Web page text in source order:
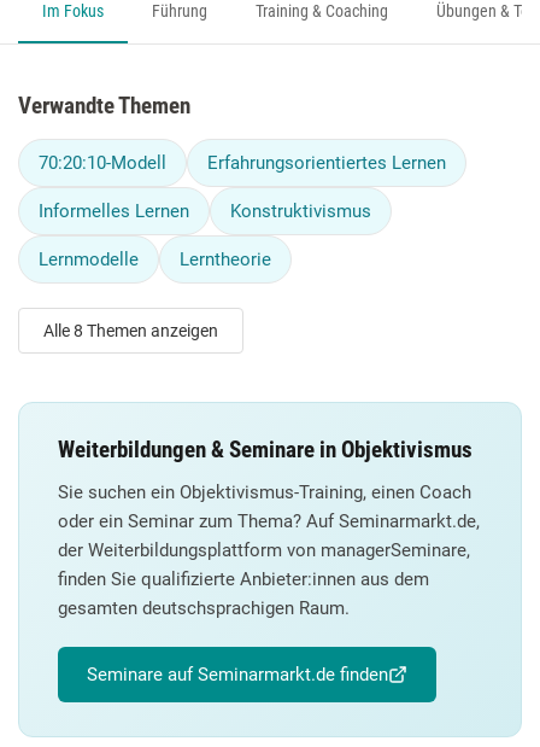
Im Fokus Führung Training & Coaching Übungen &
Verwandte Themen
70:20:10-Modell Erfahrungsorientiertes Lernen
Informelles Lernen Konstruktivismus
Lernmodelle Lerntheorie
Alle 8 Themen anzeigen
Weiterbildungen & Seminare in Objektivismus
Sie suchen ein Objektivismus-Training, einen Coach
oder ein Seminar zum Thema? Auf Seminarmarkt.de,
der Weiterbildungsplattform von managerSeminare,
finden Sie qualifizierte Anbieter:innen aus dem
gesamten deutschsprachigen Raum.
Seminare auf Seminarmarkt.de finden